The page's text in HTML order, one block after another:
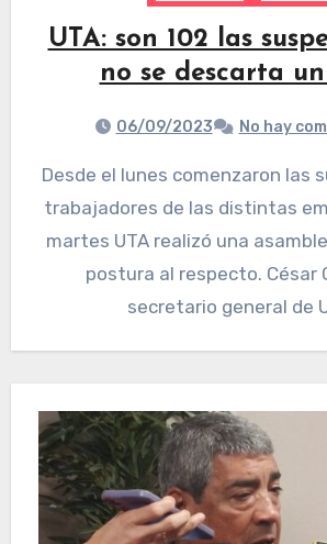
UTA: son 102 las
no se descarta
06/09/2023 No hay
Desde el lunes comenzaron las suspensiones a
trabajadores de las distintas
martes UTA realizó una
postura al respecto. César
secretario general de